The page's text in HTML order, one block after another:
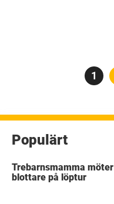
Sida
1
Populärt
Trebarnsmamma möter
blottare på löptur